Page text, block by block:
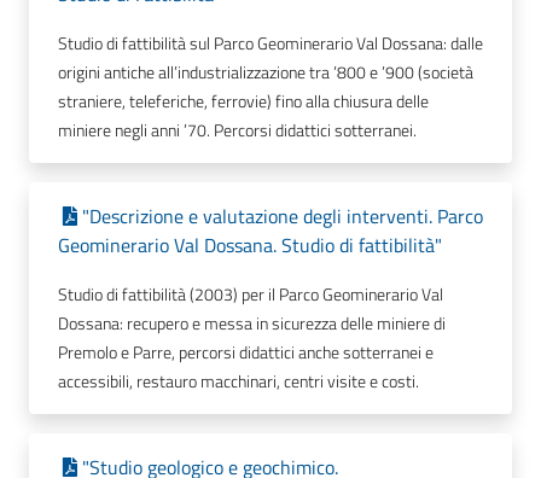
Studio di fattibilità sul Parco Geominerario Val Dossana: dalle
origini antiche all’industrializzazione tra ’800 e ’900 (società
straniere, teleferiche, ferrovie) fino alla chiusura delle
miniere negli anni ’70. Percorsi didattici sotterranei.
"Descrizione e valutazione degli interventi. Parco
Geominerario Val Dossana. Studio di fattibilità"
Studio di fattibilità (2003) per il Parco Geominerario Val
Dossana: recupero e messa in sicurezza delle miniere di
Premolo e Parre, percorsi didattici anche sotterranei e
accessibili, restauro macchinari, centri visite e costi.
"Studio geologico e geochimico.